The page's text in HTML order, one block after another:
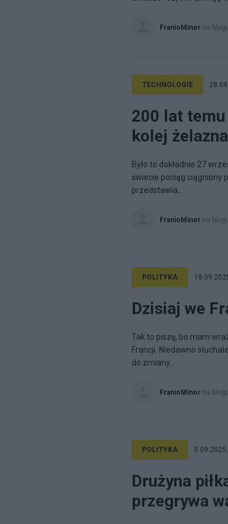
FranioMinor na
TECHNOLOGIE
200 lat
kolej
Było to dokładnie 27
świecie pociąg ciągniony
przedstawia...
FranioMinor na
POLITYKA
Dzisiaj we
Tak to piszę, bo mam
Francji. Niedawno
do zmiany...
FranioMinor na
POLITYKA
Drużyna
przegrywa